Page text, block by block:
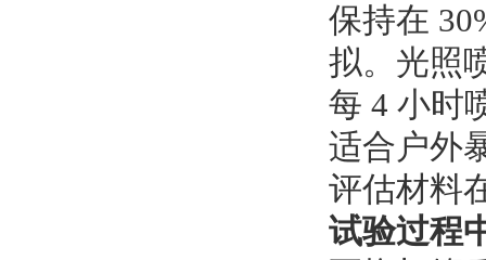
保持在
拟。光照
每 4 小时
适合户外
评估材料
试验过程